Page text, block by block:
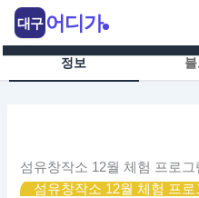
츠
정보
섬유창작소 12월 체험 프로그
섬유창작소 12월 체험 프로
대구 어디가